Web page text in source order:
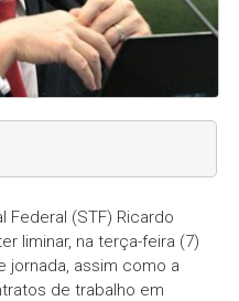
Federal (STF) Ricardo
liminar, na terça-feira (7)
jornada, assim como a
de trabalho em